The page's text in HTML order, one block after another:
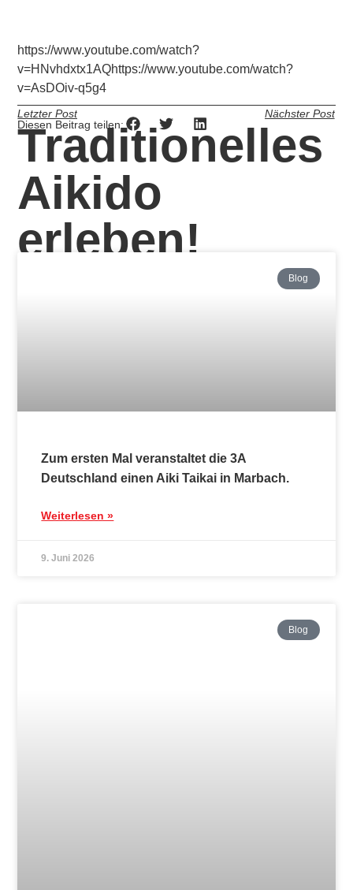
https://www.youtube.com/watch?
v=HNvhdxtx1AQhttps://www.youtube.com/watch?
v=AsDOiv-q5g4
Diesen Beitrag teilen:
Letzter Post Nächster Post
Traditionelles
Aikido
erleben!
Blog
Zum ersten Mal veranstaltet die 3A
Deutschland einen Aiki Taikai in Marbach.
Weiterlesen »
9. Juni 2026
Blog